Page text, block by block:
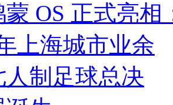
OS 正式亮